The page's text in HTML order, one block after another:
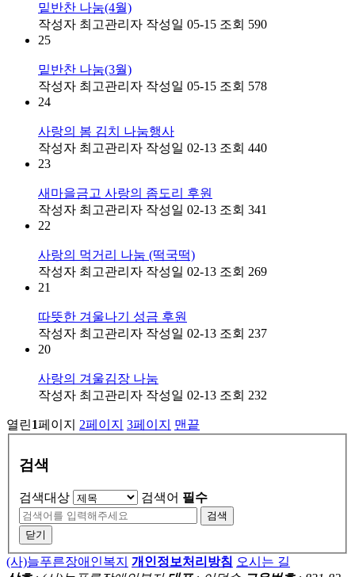
밑반찬 나눔(4월)
작성자 최고관리자 작성일 05-15 조회 590
25
밑반찬 나눔(3월)
작성자 최고관리자 작성일 05-15 조회 578
24
사랑의 봄 김치 나눔행사
작성자 최고관리자 작성일 02-13 조회 440
23
새마을금고 사랑의 좀도리 후원
작성자 최고관리자 작성일 02-13 조회 341
22
사랑의 먹거리 나눔 (떡국떡)
작성자 최고관리자 작성일 02-13 조회 269
21
따뜻한 겨울나기 성금 후원
작성자 최고관리자 작성일 02-13 조회 237
20
사랑의 겨울김장 나눔
작성자 최고관리자 작성일 02-13 조회 232
열린1페이지 2페이지 3페이지 맨끝
검색
검색대상 검색어 필수
검색
닫기
(사)늘푸른장애인복지 개인정보처리방침 오시는 길